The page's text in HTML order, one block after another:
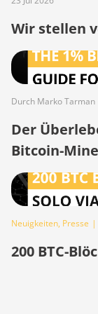
Pro
Hyd.
Wir stellen
Durch Marko Tarman
Der
Bitcoin-
Neuigkeiten, Presse |
200 BTC-